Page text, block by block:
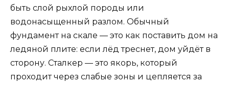
быть слой рыхлой породы или
водонасыщенный разлом. Обычный
фундамент на скале — это как поставить дом на
ледяной плите: если лёд треснет, дом уйдёт в
сторону. Сталкер — это якорь, который
проходит через слабые зоны и цепляется за